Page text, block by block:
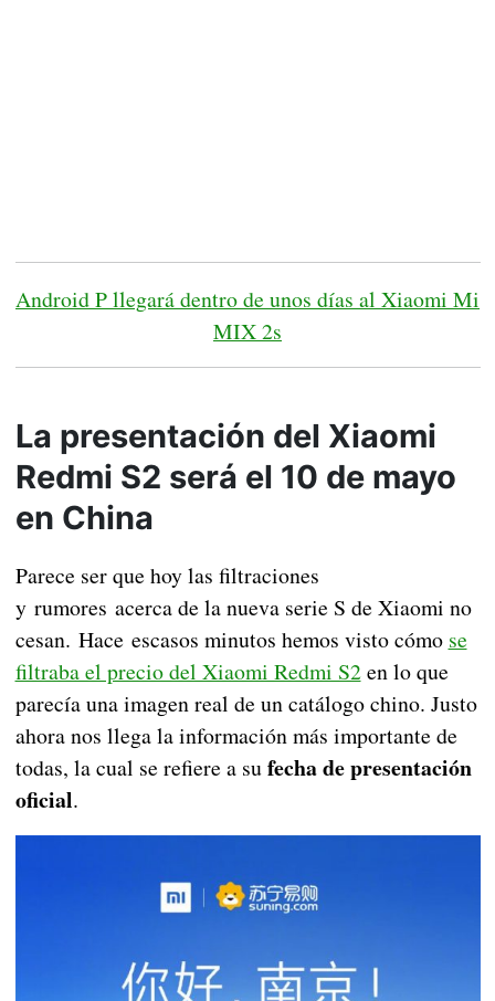
Android P llegará dentro de unos días al Xiaomi Mi
MIX 2s
La presentación del Xiaomi
Redmi S2 será el 10 de mayo
en China
Parece ser que hoy las filtraciones
y rumores acerca de la nueva serie S de Xiaomi no
cesan. Hace escasos minutos hemos visto cómo se
filtraba el precio del Xiaomi Redmi S2en lo que
parecía una imagen real de un catálogo chino. Justo
ahora nos llega la información más importante de
todas, la cual se refiere a sufecha de presentación
oficial.